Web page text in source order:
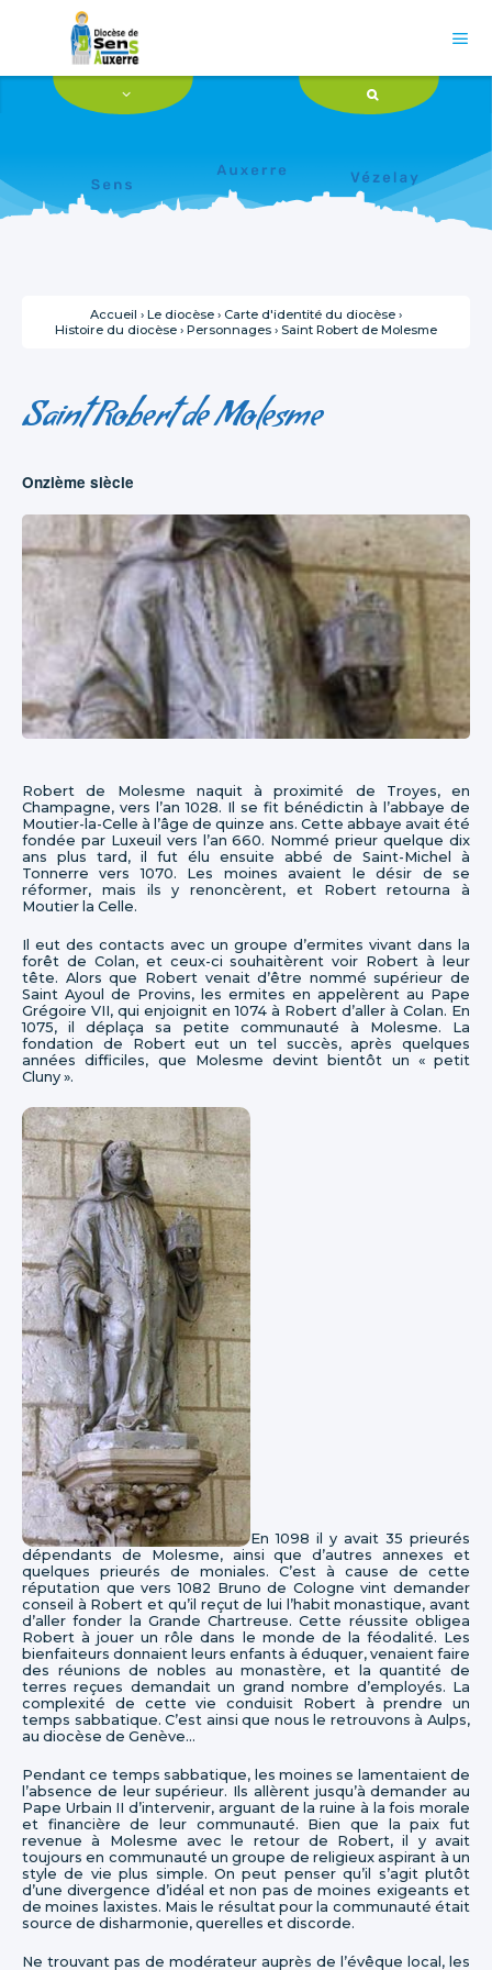
navigation

Accueil › Le diocèse › Carte d'identité du diocèse ›
Histoire du diocèse › Personnages › Saint Robert de Molesme
Saint Robert de Molesme
Onzième siècle
Robert de Molesme naquit à proximité de Troyes, en
Champagne, vers l’an 1028. Il se fit bénédictin à l’abbaye de
Moutier-la-Celle à l’âge de quinze ans. Cette abbaye avait été
fondée par Luxeuil vers l’an 660. Nommé prieur quelque dix
ans plus tard, il fut élu ensuite abbé de Saint-Michel à
Tonnerre vers 1070. Les moines avaient le désir de se
réformer, mais ils y renoncèrent, et Robert retourna à
Moutier la Celle.
Il eut des contacts avec un groupe d’ermites vivant dans la
forêt de Colan, et ceux-ci souhaitèrent voir Robert à leur
tête. Alors que Robert venait d’être nommé supérieur de
Saint Ayoul de Provins, les ermites en appelèrent au Pape
Grégoire VII, qui enjoignit en 1074 à Robert d’aller à Colan. En
1075, il déplaça sa petite communauté à Molesme. La
fondation de Robert eut un tel succès, après quelques
années difficiles, que Molesme devint bientôt un « petit
Cluny ».
En 1098 il y avait 35 prieurés
dépendants de Molesme, ainsi que d’autres annexes et
quelques prieurés de moniales. C’est à cause de cette
réputation que vers 1082 Bruno de Cologne vint demander
conseil à Robert et qu’il reçut de lui l’habit monastique, avant
d’aller fonder la Grande Chartreuse. Cette réussite obligea
Robert à jouer un rôle dans le monde de la féodalité. Les
bienfaiteurs donnaient leurs enfants à éduquer, venaient faire
des réunions de nobles au monastère, et la quantité de
terres reçues demandait un grand nombre d’employés. La
complexité de cette vie conduisit Robert à prendre un
temps sabbatique. C’est ainsi que nous le retrouvons à Aulps,
au diocèse de Genève…
Pendant ce temps sabbatique, les moines se lamentaient de
l’absence de leur supérieur. Ils allèrent jusqu’à demander au
Pape Urbain II d’intervenir, arguant de la ruine à la fois morale
et financière de leur communauté. Bien que la paix fut
revenue à Molesme avec le retour de Robert, il y avait
toujours en communauté un groupe de religieux aspirant à un
style de vie plus simple. On peut penser qu’il s’agit plutôt
d’une divergence d’idéal et non pas de moines exigeants et
de moines laxistes. Mais le résultat pour la communauté était
source de disharmonie, querelles et discorde.
Ne trouvant pas de modérateur auprès de l’évêque local, les